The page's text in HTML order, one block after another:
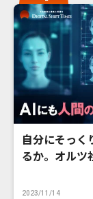
自分にそっく
るか。オルツ
2023/11/14